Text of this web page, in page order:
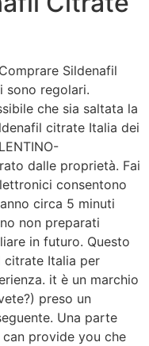
Sildenafil
sono regolari.
che sia saltata la
citrate Italia dei
dalle proprietà. Fai
consentono
circa 5 minuti
non preparati
in futuro. Questo
citrate Italia per
it è un marchio
preso un
Una parte
provide you che